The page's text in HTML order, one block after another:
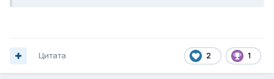
2 1
Цитата